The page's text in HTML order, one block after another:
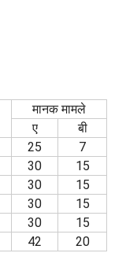
मानक मामले
ए
बी
25
7
30
15
30
15
30
15
30
15
42 20